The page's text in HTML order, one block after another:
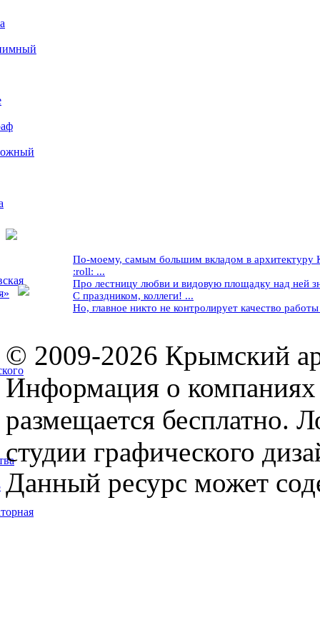
По-моему, самым большим вкладом в архитектуру
:roll: ...
Про лестницу любви и видовую площадку над ней
С праздником, коллеги! ...
Но, главное никто не контролирует качество
© 2009-2026 Крымский
Информация о компаниях
размещается бесплатно.
студии графического
Данный ресурс может